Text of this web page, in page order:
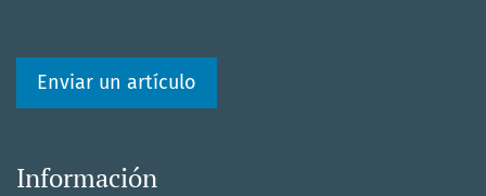
Enviar un artículo
Información